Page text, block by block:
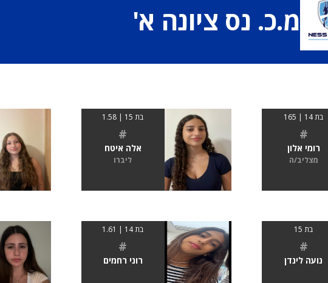
מ.כ. נס ציונה א'
בת 14 | 165
#
רומי אלון
מצליב/ה
בת 15 | 1.58
#
אלה איטח
ליברו
בת 15
#
נועה לינדן
בת 14 | 1.61
#
רוני רחמים